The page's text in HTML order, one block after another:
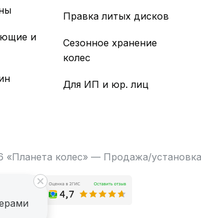
и
Правка литых дисков
Сезонное хранение
колес
Для ИП и юр. лиц
«Планета колес» — Продажа/